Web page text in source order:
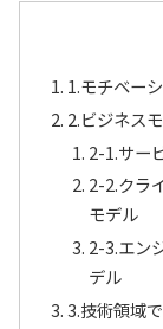
1.モチベー
2.ビジネス
2-1.サー
2-2.クラ
モデル
2-3.エン
デル
3.技術領域